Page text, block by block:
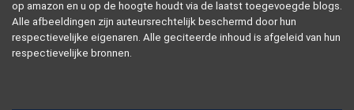
op amazon en u op de hoogte houdt via de laatst toegevoegde blogs.
Alle afbeeldingen zijn auteursrechtelijk beschermd door hun
respectievelijke eigenaren. Alle geciteerde inhoud is afgeleid van hun
respectievelijke bronnen.